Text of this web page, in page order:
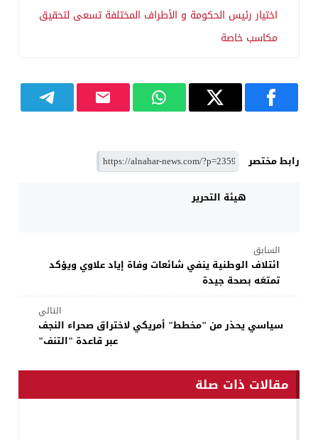
اختيار رئيس الحكومة و الأطراف المختلفة تسعى لتحقيق
مكاسب خاصة
رابط مختصر
هيئة التحرير
السابق
ائتلاف الوطنية ينفي شائعات وفاة إياد علاوي ويؤكد
تمتعَه بصحة جيدة
التالي
سياسي يحذر من "مخطط" أمريكي لاختراق صحراء النجف
عبر قاعدة "التنف"
مقالات ذات صلة